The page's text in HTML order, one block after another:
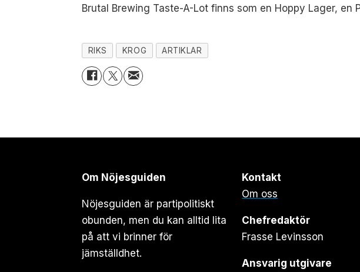
Brutal Brewing Taste-A-Lot finns som en Hoppy Lager, en
RIKS KROG ARTIKLAR
Om Nöjesguiden
Nöjesguiden är partipolitiskt
obunden, men du kan alltid lita
på att vi brinner för
jämställdhet.
Kontakt
Om oss
Chefredaktör
Frasse Levinsson
Ansvarig utgivare